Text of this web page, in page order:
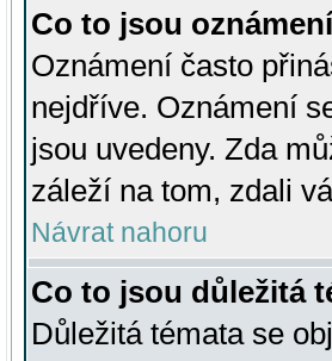
Co to jsou
Oznámení často
nejdříve. Oznámení
jsou uvedeny. Zda
záleží na tom, zdali
Návrat nahoru
Co to jsou důležitá
Důležitá témata se